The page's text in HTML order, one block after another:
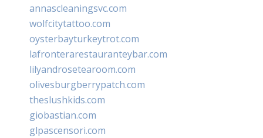
annascleaningsvc.com
wolfcitytattoo.com
oysterbayturkeytrot.com
lafronterarestauranteybar.com
lilyandrosetearoom.com
olivesburgberrypatch.com
theslushkids.com
giobastian.com
glpascensori.com